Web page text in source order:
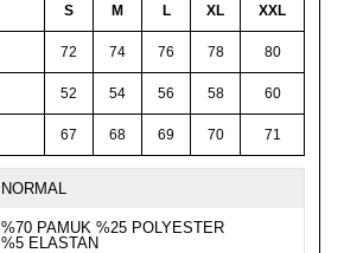
S M L XL XXL
72 74 76 78 80
52 54 56 58 60
67 68 69 70 71
NORMAL
%70 PAMUK %25 POLYESTER
%5 ELASTAN